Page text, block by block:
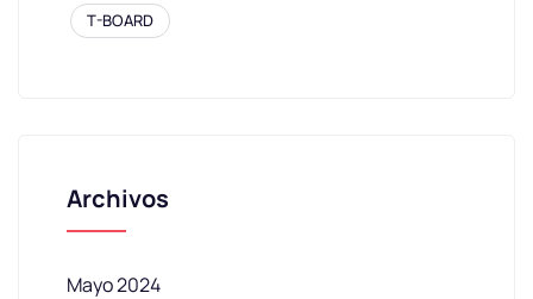
T-BOARD
Archivos
Mayo 2024